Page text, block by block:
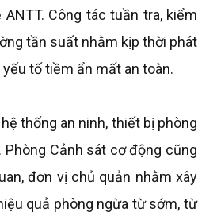
Công tác tuần tra, kiểm
tần suất nhằm kịp thời phát
tố tiềm ẩn mất an toàn.
thống an ninh, thiết bị phòng
Cảnh sát cơ động cũng
đơn vị chủ quản nhằm xây
quả phòng ngừa từ sớm, từ